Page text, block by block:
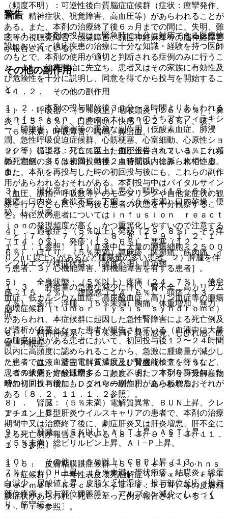
警告
１．１． 本剤の投与は、緊急時に十分に対応できる医療施
設において、適応疾患の治療に十分な知識・経験を持つ医師
のもとで、本剤の使用が適切と判断される症例のみに行うこ
と。また、治療開始に先立ち、患者又はその家族に有効性及
び危険性を十分に説明し、同意を得てから投与を開始するこ
と。
１．２． 本剤の投与開始後３０分〜２時間よりあらわれる
ｉｎｆｕｓｉｏｎ ｒｅａｃｔｉｏｎのうちアナフィラキシ
ー、肺障害、心障害等の重篤な副作用（低酸素血症、肺浸
潤、急性呼吸促迫症候群、心筋梗塞、心室細動、心原性ショ
ック等）により、死亡に至った例が報告されている。これら
の死亡例の多くは初回投与後２４時間以内にみられている。
また、本剤を再投与した時の初回投与後にも、これらの副作
用があらわれるおそれがある。本剤投与中はバイタルサイン
（血圧、脈拍、呼吸数等）のモニタリングや自他覚症状の観
察を行うとともに、投与後も患者の状態を十分観察するこ
と。特に次の患者についてはｉｎｆｕｓｉｏｎ ｒｅａｃｔ
ｉｏｎの発現頻度が高く、かつ重篤化しやすいので注意する
こと〔７．１、７．２、７．８、８．１、９．１．２、１
１．１．１参照〕［１）血液中に大量の腫瘍細胞＜２５００
０／μＬ以上＞があるなど腫瘍量の多い患者、２）脾腫を伴
う患者、３）心機能障害、肺機能障害を有する患者］。
１．３． 腫瘍量の急激な減少に伴い、腎不全、高カリウム
血症、低カルシウム血症、高尿酸血症、高リン血症等の腫瘍
崩壊症候群（ｔｕｍｏｒ ｌｙｓｉｓ ｓｙｎｄｒｏｍｅ）
があらわれ、本症候群に起因した急性腎障害による死亡例及
び透析が必要となった患者が報告されている（血液中に大量
の腫瘍細胞がある患者において、初回投与後１２〜２４時間
以内に高頻度に認められることから、急激に腫瘍量が減少し
た患者では、血清中電解質濃度及び腎機能検査を行うなど、
患者の状態を十分観察すること）。また、本剤を再投与した
時の初回投与後にも、これらの副作用があらわれるおそれが
ある〔８．２、１１．１．２参照〕。
１．４． Ｂ型肝炎ウイルスキャリアの患者で、本剤の治療
期間中又は治療終了後に、劇症肝炎又は肝炎増悪、肝不全に
よる死亡例が報告されている〔８．３、９．１．３、１１．
１．３参照〕。
１．５． 皮膚粘膜眼症候群（Ｓｔｅｖｅｎｓ−Ｊｏｈｎｓ
ｏｎ症候群）、中毒性表皮壊死融解症（Ｔｏｘｉｃ Ｅｐｉ
ｄｅｒｍａｌ Ｎｅｃｒｏｌｙｓｉｓ：ＴＥＮ）等の皮膚粘
膜症状があらわれ、死亡に至った例が報告されている〔１
１．１．５参照〕。
（頻度不明）：可逆性後白質脳症症候群（症状：痙攣発作、
頭痛、精神症状、視覚障害、高血圧等）があらわれることが
ある。また、本剤の治療終了後６ヵ月までの間に、失明、難
聴等の視聴覚障害、感覚障害、顔面神経麻痺等の脳神経障害
が報告されている。
その他の副作用
１１．２． その他の副作用
１）． 呼吸器：（５％以上）咽喉頭炎（２５．５％）、鼻
炎（１５．８％）、口腔咽頭不快感（１２．８％）、咳、
（５％未満）呼吸障害、喘鳴、鼻出血。
２）． 循環器：（５％以上）血圧上昇（１２．３％）、頻
脈、潮紅、（５％未満）動悸、血管拡張、徐脈、末梢性虚
血。
３）． 消化器：（５％以上）悪心・嘔吐（１５．６％）、
腹痛、口内炎、食欲不振、下痢、（５％未満）口内乾燥、便
秘、しぶり腹。
４）． 過敏症：（５％以上）発熱（２９．８％）、そう痒
（１４．０％）、発疹（１３．６％）、悪寒（１２．
６％）、ほてり、（５％未満）蕁麻疹、関節痛、筋肉痛、イ
ンフルエンザ様症候群、（頻度不明）血清病。
５）． 全身状態：（５％以上）疼痛（２４．７％）、倦怠
感（１５．２％）、虚脱感（１４．６％）、頭痛（１３．
２％）、多汗、浮腫、（５％未満）胸痛、体重増加、無力
症。
６）． 精神神経系：（５％未満）異常感覚、しびれ感、眩
暈、不眠症。
７）． 血液・凝固：（５％以上）貧血（１７．３％）、
（５％未満）好酸球増多、（頻度不明）フィブリン分解産物
増加［ＦＤＰ増加、Ｄダイマー増加］、血小板増加。
８）． 腎臓：（５％未満）電解質異常、ＢＵＮ上昇、クレ
アチニン上昇。
９）． 肝臓：（５％以上）ＡＬＴ上昇、ＡＳＴ上昇、
（５％未満）総ビリルビン上昇、Ａｌ−Ｐ上昇。
１０）． その他：（５％以上）ＣＲＰ上昇（１３．
７％）、ＬＤＨ上昇、（５％未満）帯状疱疹、結膜炎、総蛋
白減少、尿酸値上昇、皮脂欠乏性湿疹、投与部位反応（投与
部位疼痛、投与部位腫脹等）、アルブミン減少、しゃっく
り、筋攣縮。